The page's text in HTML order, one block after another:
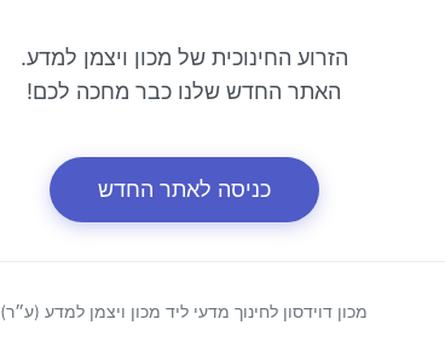
הזרוע החינוכית של מכון ויצמן למדע.
האתר החדש שלנו כבר מחכה לכם!
כניסה לאתר החדש
מכון דוידסון לחינוך מדעי ליד מכון ויצמן למדע (ע״ר)